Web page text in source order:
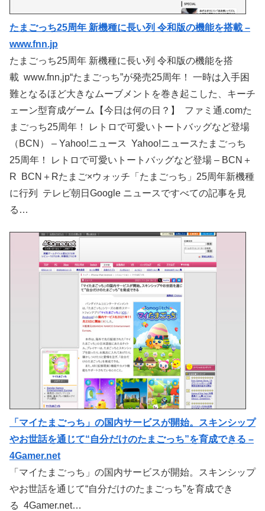
たまごっち25周年 新機種に長い列 令和版の機能を搭載 –
www.fnn.jp
たまごっち25周年 新機種に長い列 令和版の機能を搭
載 www.fnn.jp“たまごっち”が発売25周年！ 一時は入手困
難となるほど大きなムーブメントを巻き起こした、キーチ
ェーン型育成ゲーム【今日は何の日？】 ファミ通.comた
まごっち25周年！ レトロで可愛いトートバッグなど登場
（BCN） – Yahoo!ニュース Yahoo!ニュースたまごっち
25周年！ レトロで可愛いトートバッグなど登場 – BCN＋
R BCN＋Rたまご×ウォッチ「たまごっち」25周年新機種
に行列 テレビ朝日Google ニュースですべての記事を見
る…
「マイたまごっち」の国内サービスが開始。スキンシップ
やお世話を通じて“自分だけのたまごっち”を育成できる –
4Gamer.net
「マイたまごっち」の国内サービスが開始。スキンシップ
やお世話を通じて“自分だけのたまごっち”を育成でき
る 4Gamer.net…